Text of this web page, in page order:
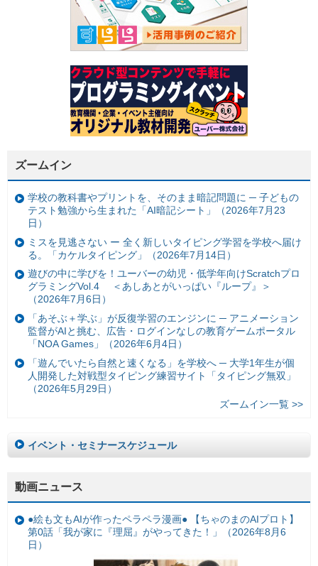
ズームイン
学校の教科書やプリントを、そのまま暗記問題に ─ 子どもの
テスト勉強から生まれた「AI暗記シート」（2026年7月23
日）
ミスを見逃さない ー 全く新しいタイピング学習を学校へ届け
る。「カケルタイピング」（2026年7月14日）
遊びの中に学びを！ユーバーの幼児・低学年向けScratchプロ
グラミングVol.4 ＜あしあとがいっぱい『ループ』＞
（2026年7月6日）
「あそぶ＋学ぶ」が反復学習のエンジンに ─ アニメーション
監督がAIと挑む、広告・ログインなしの教育ゲームポータル
「NOA Games」（2026年6月4日）
「遊んでいたら自然と速くなる」を学校へ ─ 大学1年生が個
人開発した対戦型タイピング練習サイト「タイピング無双」
（2026年5月29日）
ズームイン一覧 >>
イベント・セミナースケジュール
動画ニュース
●絵も文もAIが作ったペラペラ漫画● 【ちゃのまのAIプロト】
第0話「我が家に『理屈』がやってきた！」（2026年8月6
日）